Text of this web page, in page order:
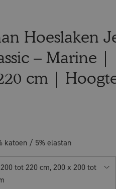
Hoeslaken
– Marine |
cm |
katoen / 5% elastan
tot 220 cm, 200 x 200 tot